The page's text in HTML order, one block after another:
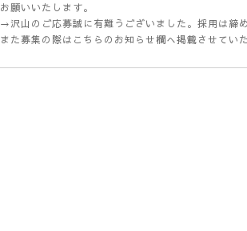
お願いいたします。
→沢山のご応募誠に有難うございました。採用は締
また募集の際はこちらのお知らせ欄へ掲載させてい